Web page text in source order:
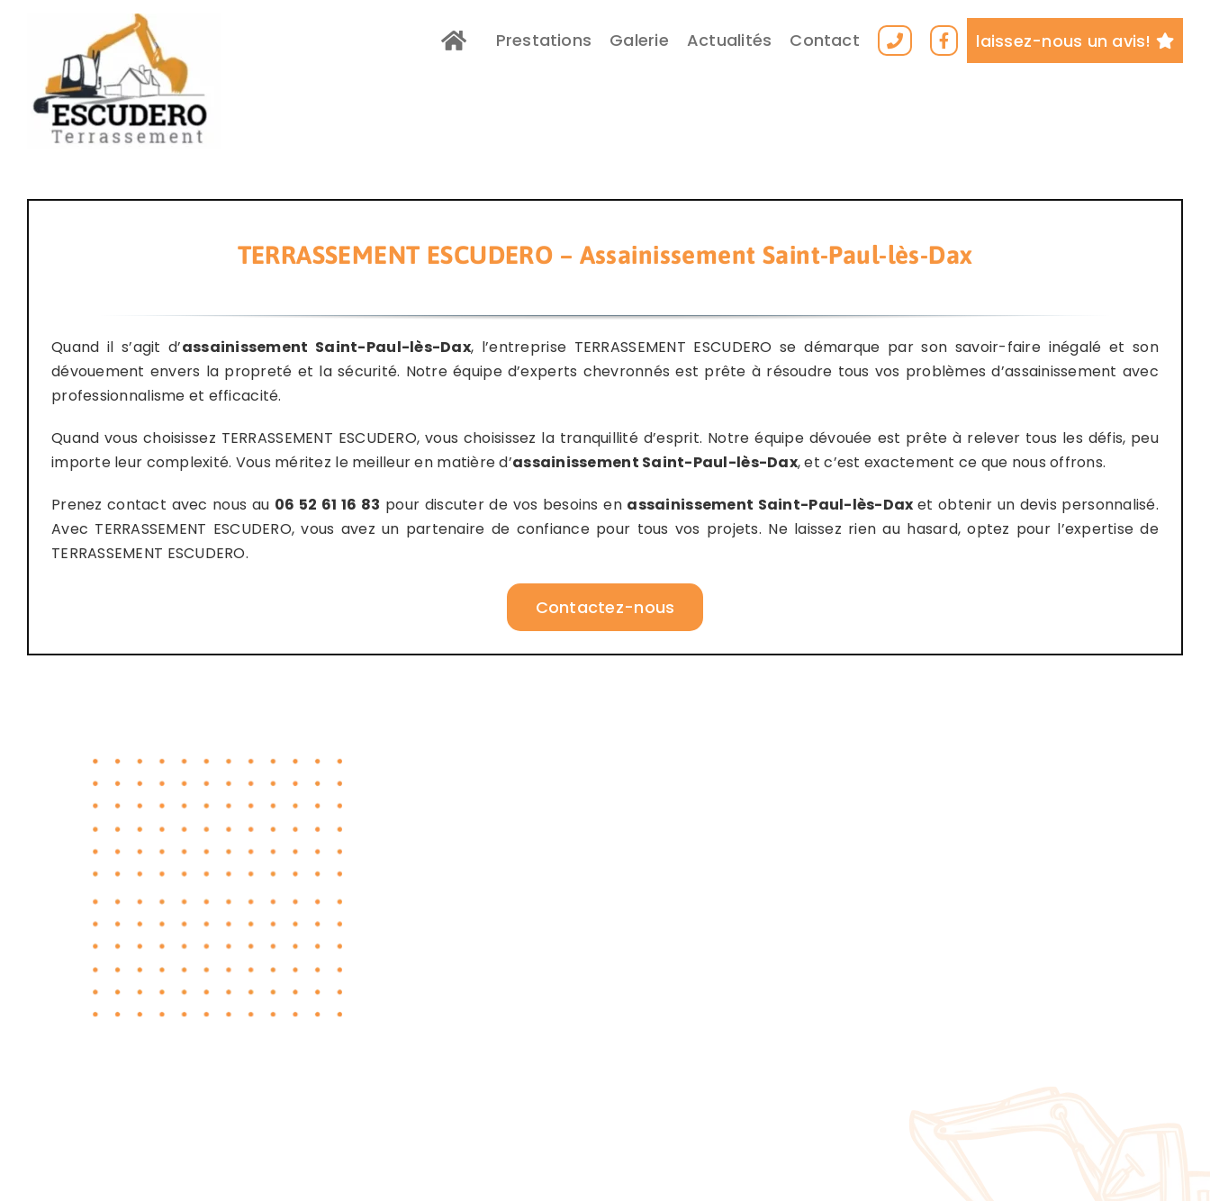
contenu
Prestations Galerie Actualités Contact laissez-nous un avis!
TERRASSEMENT ESCUDERO – Assainissement Saint-Paul-lès-Dax
Quand il s’agit d’assainissement Saint-Paul-lès-Dax, l’entreprise TERRASSEMENT ESCUDERO se démarque par son savoir-faire inégalé et son
dévouement envers la propreté et la sécurité. Notre équipe d’experts chevronnés est prête à résoudre tous vos problèmes d’assainissement avec
professionnalisme et efficacité.
Quand vous choisissez TERRASSEMENT ESCUDERO, vous choisissez la tranquillité d’esprit. Notre équipe dévouée est prête à relever tous les défis, peu
importe leur complexité. Vous méritez le meilleur en matière d’assainissement Saint-Paul-lès-Dax, et c’est exactement ce que nous offrons.
Prenez contact avec nous au 06 52 61 16 83 pour discuter de vos besoins en assainissement Saint-Paul-lès-Daxet obtenir un devis personnalisé.
Avec TERRASSEMENT ESCUDERO, vous avez un partenaire de confiance pour tous vos projets. Ne laissez rien au hasard, optez pour l’expertise de
TERRASSEMENT ESCUDERO.
Contactez-nous